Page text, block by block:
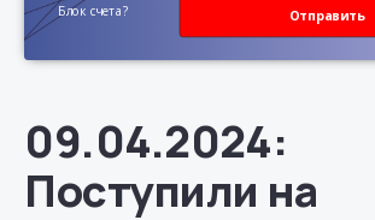
Блок счета? Отправить
09.04.2024:
Поступили на